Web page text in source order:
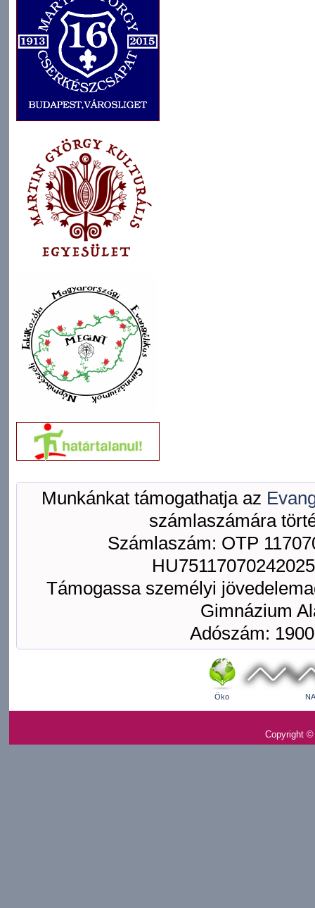
Munkánkat támogathatja az
számlaszámára
Számlaszám: OTP
Támogassa személyi
Gimnázium
Adószám:
Öko
Copyright